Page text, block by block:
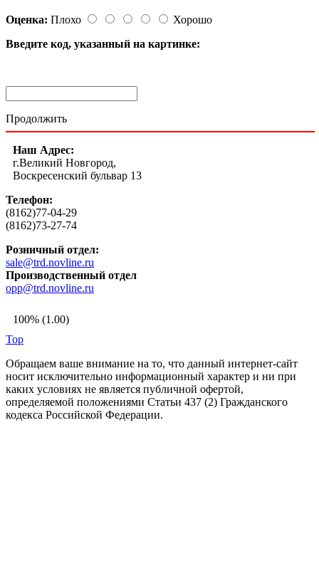
Оценка: Плохо
Хорошо
Введите код, указанный на картинке:
Продолжить
Наш Адрес:
г.Великий Новгород,
Воскресенский бульвар 13
Телефон:
(8162)77-04-29
(8162)73-27-74
Розничный отдел:
sale@trd.novline.ru
Производственный отдел
opp@trd.novline.ru
100% (1.00)
Top
Обращаем ваше внимание на то, что данный интернет-сайт
носит исключительно информационный характер и ни при
каких условиях не является публичной офертой,
определяемой положениями Статьи 437 (2) Гражданского
кодекса Российской Федерации.